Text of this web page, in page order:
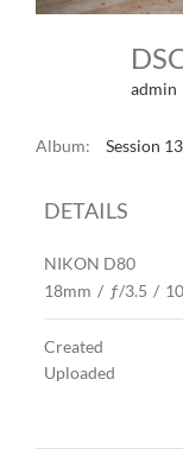
admin
Album: Session
DETAILS
NIKON D80
18mm / ƒ/3.5 /
Created
Uploaded